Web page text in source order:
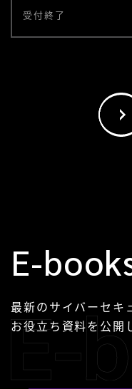
受付終了
E-
最新のサイバーセキ
お役立ち資料を公開